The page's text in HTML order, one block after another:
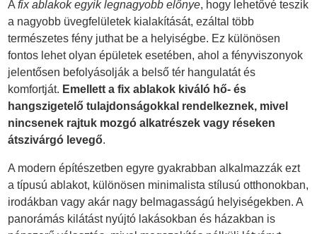
Afix ablakok egyik legnagyobb előnye, hogy lehetővé teszik
a nagyobb üvegfelületek kialakítását, ezáltal több
természetes fény juthat be a helyiségbe. Ez különösen
fontos lehet olyan épületek esetében, ahol a fényviszonyok
jelentősen befolyásolják a belső tér hangulatát és
komfortját. Emellett a fix ablakok kiváló hő- és
hangszigetelő tulajdonságokkal rendelkeznek, mivel
nincsenek rajtuk mozgó alkatrészek vagy réseken
átszivárgó levegő.
A modern építészetben egyre gyakrabban alkalmazzák ezt
a típusú ablakot, különösen minimalista stílusú otthonokban,
irodákban vagy akár nagy belmagasságú helyiségekben. A
panorámás kilátást nyújtó lakásokban és házakban is